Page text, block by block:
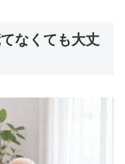
なくても大丈